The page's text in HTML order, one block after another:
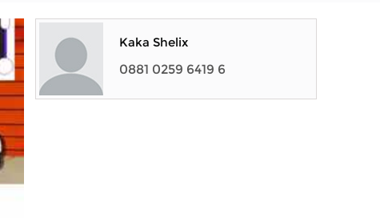
Kaka Shelix
0881 0259 6419 6